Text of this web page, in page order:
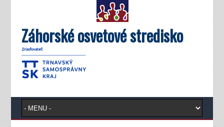
Záhorské osvetové stredisko